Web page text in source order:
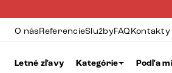
O násReferencieSlužbyFAQKontakty
Letné zľavy Kategórie Podľa